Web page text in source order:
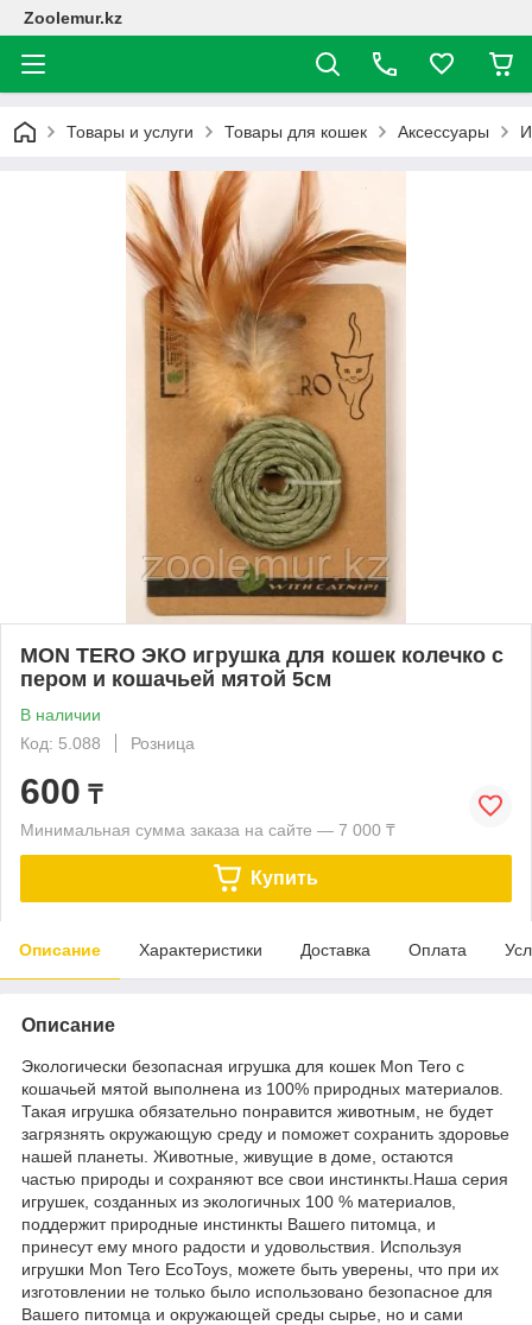
Zoolemur.kz
Товары и услуги Товары для кошек Аксессуары
MON TERO ЭКО игрушка для кошек колечко с
пером и кошачьей мятой 5см
В наличии
Код: 5.088
Розница
600 ₸
Минимальная сумма заказа на сайте — 7 000 ₸
Купить
Описание Характеристики Доставка Оплата
Описание
Экологически безопасная игрушка для кошек Mon Tero с
кошачьей мятой выполнена из 100% природных материалов.
Такая игрушка обязательно понравится животным, не будет
загрязнять окружающую среду и поможет сохранить здоровье
нашей планеты. Животные, живущие в доме, остаются
частью природы и сохраняют все свои инстинкты.Наша серия
игрушек, созданных из экологичных 100 % материалов,
поддержит природные инстинкты Вашего питомца, и
принесут ему много радости и удовольствия. Используя
игрушки Mon Tero EcoToys, можете быть уверены, что при их
изготовлении не только было использовано безопасное для
Вашего питомца и окружающей среды сырье, но и сами